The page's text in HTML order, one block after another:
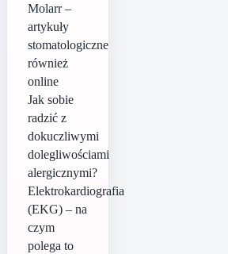
Molarr –
artykuły
stomatologiczne
również
online
Jak sobie
radzić z
dokuczliwymi
dolegliwościami
alergicznymi?
Elektrokardiografia
(EKG) – na
czym
polega to